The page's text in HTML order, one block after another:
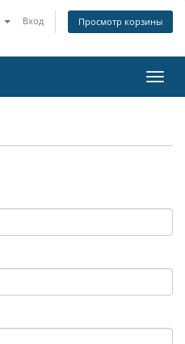
Вход Просмотр корзины